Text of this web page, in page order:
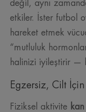
değil, aynı
etkiler. İster futbol
hareket etmek
“mutluluk
halinizi iyileştirir —
Egzersiz, Cilt
Fiziksel aktivite kan